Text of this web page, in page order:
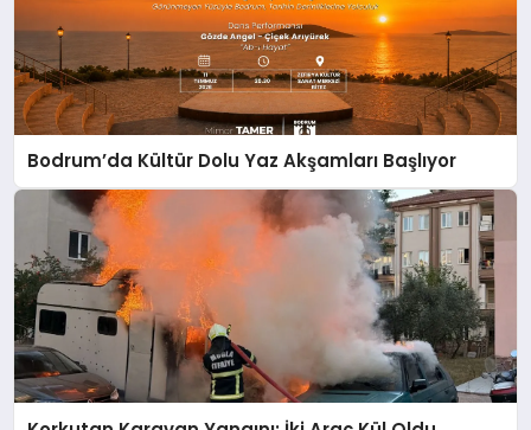
Bodrum’da Kültür Dolu Yaz Akşamları Başlıyor